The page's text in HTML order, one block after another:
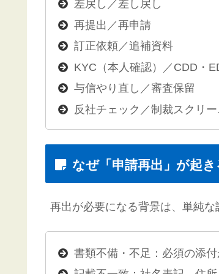
差戻し／差し戻し
再提出／再申請
訂正依頼／追補資料
KYC（本人確認）／CDD・
与信やり直し／審査保留
反社チェック／制裁スクリ
なぜ「申請再出」が起
再出が必要になる背景は、単純
書類不備・不足：必須の添